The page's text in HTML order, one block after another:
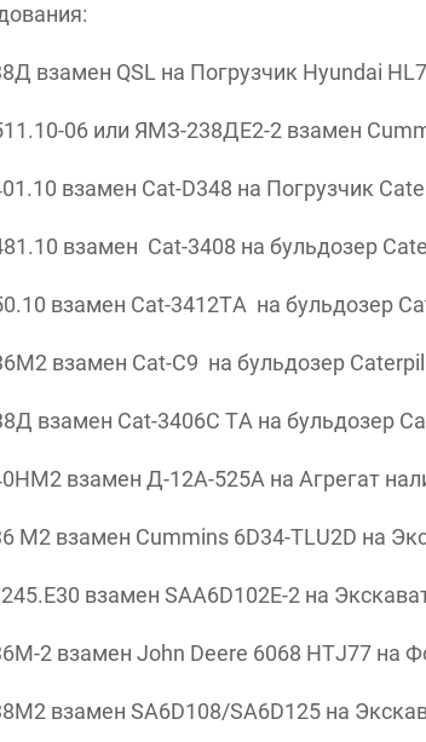
взамен QSL на Погрузчик Hyundai
06 или ЯМЗ-238ДЕ2-2 взамен
взамен Cat-D348 на Погрузчик
взамен Cat-3408 на бульдозер
взамен Cat-3412TA на бульдозер
взамен Cat-C9 на бульдозер
взамен Cat-3406C TA на бульдозер
взамен Д-12А-525А на Агрегат
взамен Cummins 6D34-TLU2D на
взамен SAA6D102E-2 на
2 взамен John Deere 6068 HTJ77 на
взамен SA6D108/SA6D125 на